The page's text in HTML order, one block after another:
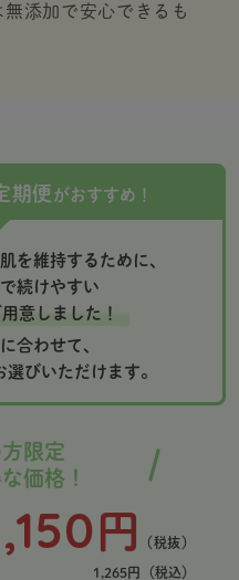
添加で安心できるも
期便 がおすすめ！
を維持するために、
続けやすい
意しました！
合わせて、
びいただけます。
限定
価格！
円 （税抜）
1,265円 （税込）